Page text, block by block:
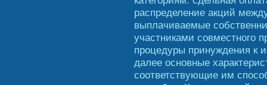
распределение акций
выплачиваемые
участниками совместного
процедуры принуждения к
далее основные
соответствующие им